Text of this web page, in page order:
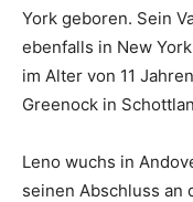
York geboren. Sein
ebenfalls in New
im Alter von 11
Greenock in
Leno wuchs in
seinen Abschluss an